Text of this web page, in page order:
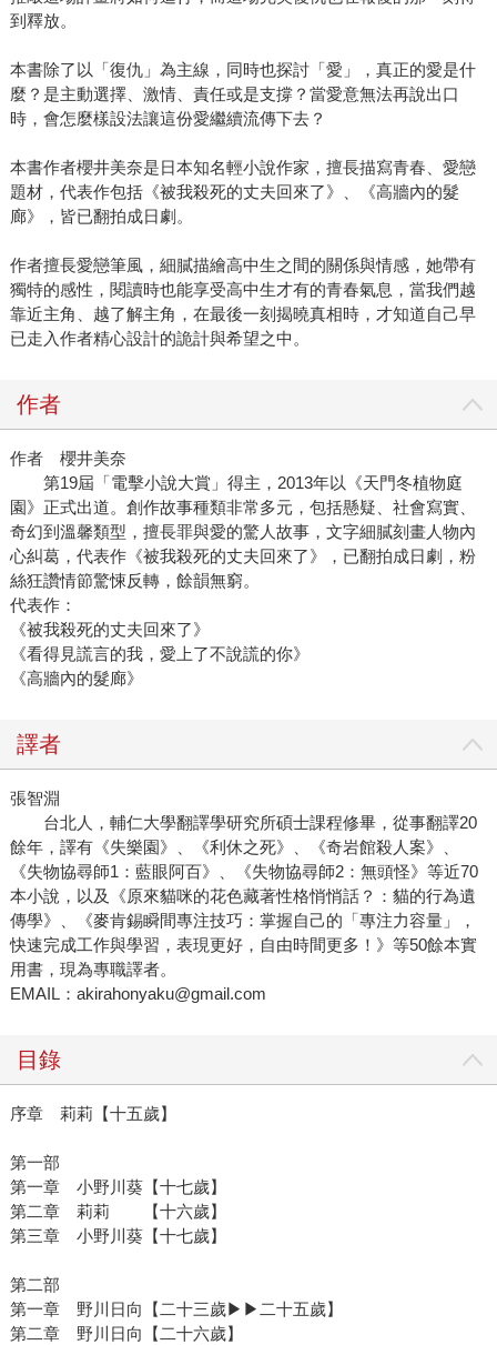
到釋放。
本書除了以「復仇」為主線，同時也探討「愛」，真正的愛是什
麼？是主動選擇、激情、責任或是支撐？當愛意無法再說出口
時，會怎麼樣設法讓這份愛繼續流傳下去？
本書作者櫻井美奈是日本知名輕小說作家，擅長描寫青春、愛戀
題材，代表作包括《被我殺死的丈夫回來了》、《高牆內的髮
廊》，皆已翻拍成日劇。
作者擅長愛戀筆風，細膩描繪高中生之間的關係與情感，她帶有
獨特的感性，閱讀時也能享受高中生才有的青春氣息，當我們越
靠近主角、越了解主角，在最後一刻揭曉真相時，才知道自己早
已走入作者精心設計的詭計與希望之中。
作者
作者 櫻井美奈
第19屆「電擊小說大賞」得主，2013年以《天門冬植物庭
園》正式出道。創作故事種類非常多元，包括懸疑、社會寫實、
奇幻到溫馨類型，擅長罪與愛的驚人故事，文字細膩刻畫人物內
心糾葛，代表作《被我殺死的丈夫回來了》，已翻拍成日劇，粉
絲狂讚情節驚悚反轉，餘韻無窮。
代表作：
《被我殺死的丈夫回來了》
《看得見謊言的我，愛上了不說謊的你》
《高牆內的髮廊》
譯者
張智淵
台北人，輔仁大學翻譯學研究所碩士課程修畢，從事翻譯20
餘年，譯有《失樂園》、《利休之死》、《奇岩館殺人案》、
《失物協尋師1：藍眼阿百》、《失物協尋師2：無頭怪》等近70
本小說，以及《原來貓咪的花色藏著性格悄悄話？：貓的行為遺
傳學》、《麥肯錫瞬間專注技巧：掌握自己的「專注力容量」，
快速完成工作與學習，表現更好，自由時間更多！》等50餘本實
用書，現為專職譯者。
EMAIL：akirahonyaku@gmail.com
目錄
序章 莉莉【十五歲】
第一部
第一章 小野川葵【十七歲】
第二章 莉莉 【十六歲】
第三章 小野川葵【十七歲】
第二部
第一章 野川日向【二十三歲▶▶二十五歲】
第二章 野川日向【二十六歲】